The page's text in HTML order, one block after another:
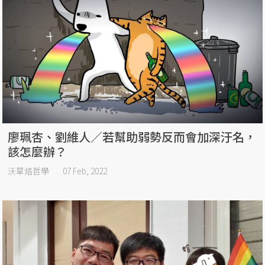
廖珮杏、劉維人／若幫助弱勢反而會加深汙名，
該怎麼辦？
沃草烙哲學 07 Feb, 2022